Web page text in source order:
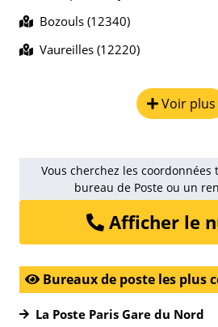
Bozouls (12340)
Vaureilles (12220)
Voir plus
Vous cherchez les
bureau de Poste ou un
Afficher le
Bureaux de poste les plus
La Poste Paris Gare du Nord